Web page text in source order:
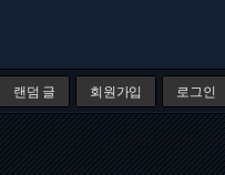
랜덤 글 회원가입 로그인